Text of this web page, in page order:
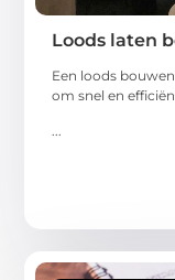
Loods laten
Een loods
om snel en
...